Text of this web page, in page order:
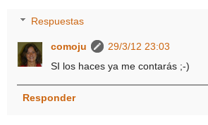
Respuestas
comoju
29/3/12 23:03
SI los haces ya me contarás ;-)
Responder